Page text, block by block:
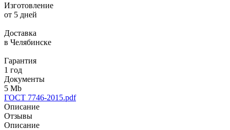
Изготовление
от 5 дней
Доставка
в Челябинске
Гарантия
1 год
Документы
5 Mb
ГОСТ 7746-2015.pdf
Описание
Отзывы
Описание